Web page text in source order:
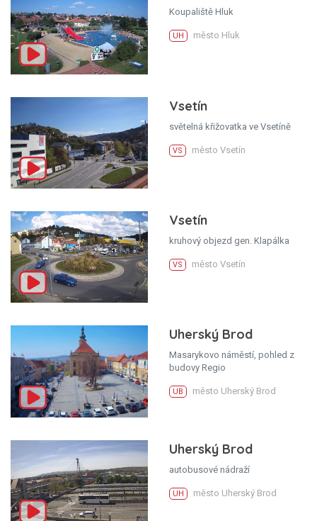
Koupaliště Hluk
UH město Hluk
Vsetín
světelná křižovatka ve Vsetíně
VS město Vsetín
Vsetín
kruhový objezd gen. Klapálka
VS město Vsetín
Uherský Brod
Masarykovo náměstí, pohled z
budovy Regio
UB město Uherský Brod
Uherský Brod
autobusové nádraží
UH město Uherský Brod